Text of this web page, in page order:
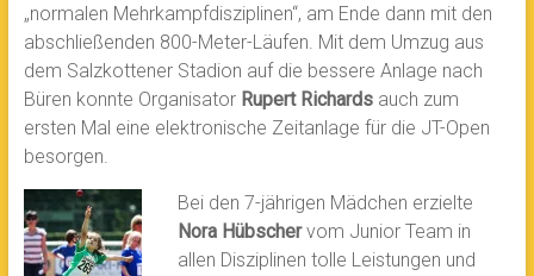
„normalen Mehrkampfdisziplinen“, am Ende dann mit den
abschließenden 800-Meter-Läufen. Mit dem Umzug aus
dem Salzkottener Stadion auf die bessere Anlage nach
Büren konnte Organisator Rupert Richardsauch zum
ersten Mal eine elektronische Zeitanlage für die JT-Open
besorgen.
Bei den 7-jährigen Mädchen erzielte
Nora Hübschervom Junior Team in
allen Disziplinen tolle Leistungen und